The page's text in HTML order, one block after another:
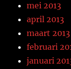
mei 2013
april 2013
maart 2013
februari
januari